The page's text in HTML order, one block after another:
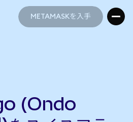
METAMASKを入手
(Ondo